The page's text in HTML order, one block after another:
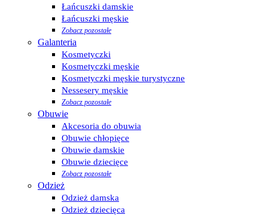
Łańcuszki damskie
Łańcuszki męskie
Zobacz pozostałe
Galanteria
Kosmetyczki
Kosmetyczki męskie
Kosmetyczki męskie turystyczne
Nessesery męskie
Zobacz pozostałe
Obuwie
Akcesoria do obuwia
Obuwie chłopięce
Obuwie damskie
Obuwie dziecięce
Zobacz pozostałe
Odzież
Odzież damska
Odzież dziecięca